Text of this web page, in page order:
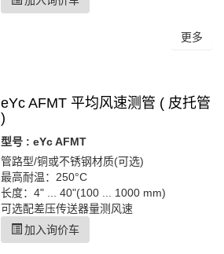
更多
eYc AFMT 平均风速测管 ( 皮托管
)
型号 : eYc AFMT
管路型/铜或不锈钢材质(可选)
最高耐温：250°C
长度：4" ... 40"(100 ... 1000 mm)
可选配差压传送器量测风速​
加入询价车